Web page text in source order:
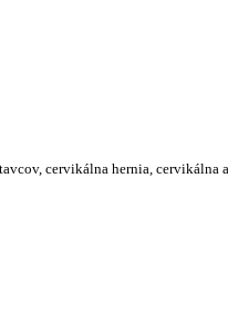
cervikálna hernia, cervikálna